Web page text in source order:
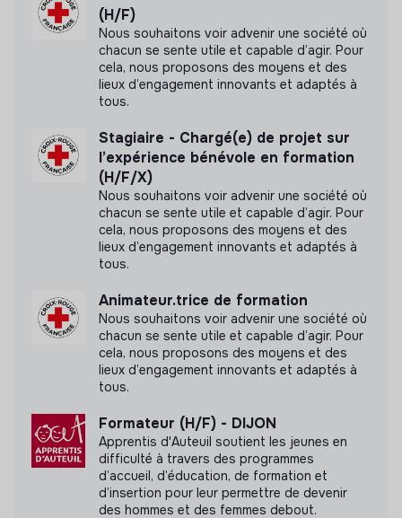
communiquer les labels ou certifications qu'elle a
pu obtenir.
Documents
N'a pas encore communiqué de documents de
transparence
(H/F)
Nous souhaitons voir advenir une société où
chacun se sente utile et capable d’agir. Pour
cela, nous proposons des moyens et des
lieux d’engagement innovants et adaptés à
tous.
Stagiaire - Chargé(e) de projet sur
l’expérience bénévole en formation
(H/F/X)
Nous souhaitons voir advenir une société où
chacun se sente utile et capable d’agir. Pour
cela, nous proposons des moyens et des
lieux d’engagement innovants et adaptés à
tous.
Animateur.trice de formation
Nous souhaitons voir advenir une société où
chacun se sente utile et capable d’agir. Pour
cela, nous proposons des moyens et des
lieux d’engagement innovants et adaptés à
tous.
Formateur (H/F) - DIJON
Apprentis d'Auteuil soutient les jeunes en
difficulté à travers des programmes
d’accueil, d’éducation, de formation et
d’insertion pour leur permettre de devenir
des hommes et des femmes debout.